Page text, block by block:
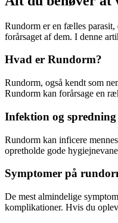
Rundorm er en fælles parasit,
forårsaget af dem. I denne
Hvad er Rundorm?
Rundorm, også kendt som
Rundorm kan forårsage en
Infektion og spredning
Rundorm kan inficere
opretholde gode
Symptomer på
De mest almindelige
komplikationer. Hvis du